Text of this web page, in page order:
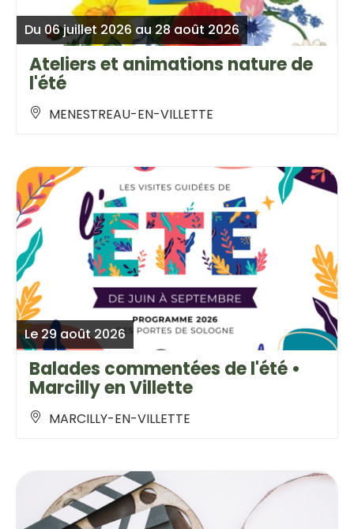
Du 06 juillet 2026 au 28 août 2026
Ateliers et animations nature de
l'été
MENESTREAU-EN-VILLETTE
Le 29 août 2026
Balades commentées de l'été •
Marcilly en Villette
MARCILLY-EN-VILLETTE